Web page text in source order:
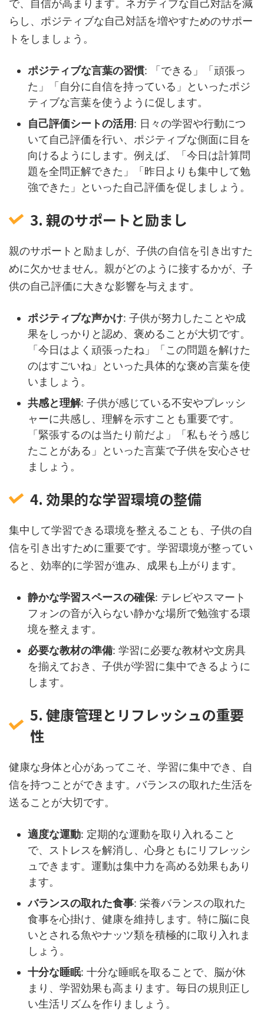
で、自信が高まります。ネガティブな自己対話を減
らし、ポジティブな自己対話を増やすためのサポー
トをしましょう。
ポジティブな言葉の習慣: 「できる」「頑張っ
た」「自分に自信を持っている」といったポジ
ティブな言葉を使うように促します。
自己評価シートの活用: 日々の学習や行動につ
いて自己評価を行い、ポジティブな側面に目を
向けるようにします。例えば、「今日は計算問
題を全問正解できた」「昨日よりも集中して勉
強できた」といった自己評価を促しましょう。
3. 親のサポートと励まし
親のサポートと励ましが、子供の自信を引き出すた
めに欠かせません。親がどのように接するかが、子
供の自己評価に大きな影響を与えます。
ポジティブな声かけ: 子供が努力したことや成
果をしっかりと認め、褒めることが大切です。
「今日はよく頑張ったね」「この問題を解けた
のはすごいね」といった具体的な褒め言葉を使
いましょう。
共感と理解: 子供が感じている不安やプレッシ
ャーに共感し、理解を示すことも重要です。
「緊張するのは当たり前だよ」「私もそう感じ
たことがある」といった言葉で子供を安心させ
ましょう。
4. 効果的な学習環境の整備
集中して学習できる環境を整えることも、子供の自
信を引き出すために重要です。学習環境が整ってい
ると、効率的に学習が進み、成果も上がります。
静かな学習スペースの確保: テレビやスマート
フォンの音が入らない静かな場所で勉強する環
境を整えます。
必要な教材の準備: 学習に必要な教材や文房具
を揃えておき、子供が学習に集中できるように
します。
5. 健康管理とリフレッシュの重要
性
健康な身体と心があってこそ、学習に集中でき、自
信を持つことができます。バランスの取れた生活を
送ることが大切です。
適度な運動: 定期的な運動を取り入れること
で、ストレスを解消し、心身ともにリフレッシ
ュできます。運動は集中力を高める効果もあり
ます。
バランスの取れた食事: 栄養バランスの取れた
食事を心掛け、健康を維持します。特に脳に良
いとされる魚やナッツ類を積極的に取り入れま
しょう。
十分な睡眠: 十分な睡眠を取ることで、脳が休
まり、学習効果も高まります。毎日の規則正し
い生活リズムを作りましょう。